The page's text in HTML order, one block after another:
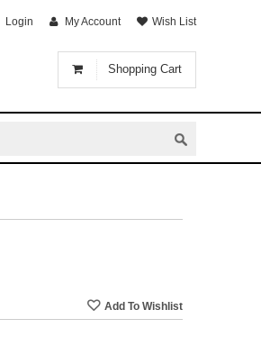
Shopping Cart
Login My Account Wish List